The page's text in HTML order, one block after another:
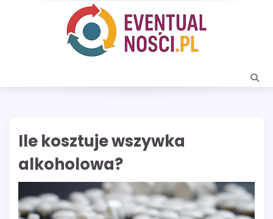
Ile kosztuje wszywka
alkoholowa?